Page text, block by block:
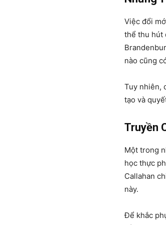
Việc đổi
thể thu hút
nào cũng
Tuy nhiên,
tạo và
Truyền
Một trong
học thực
Callahan
này.
Để khắc